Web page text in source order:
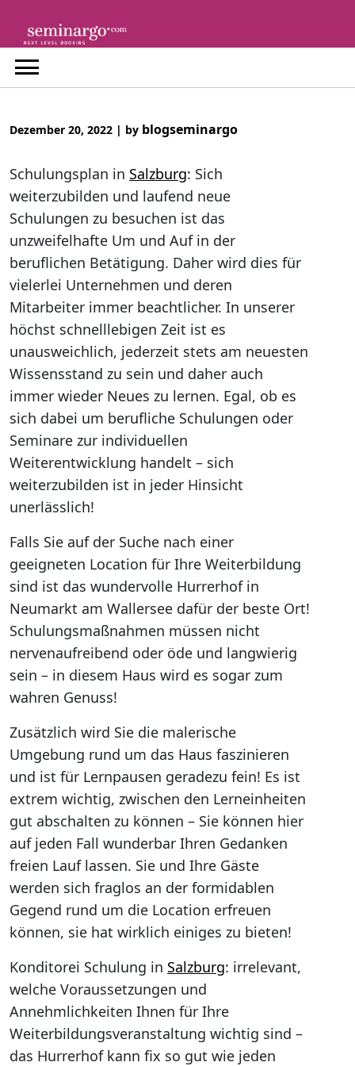
content
Dezember 20, 2022 | by blogseminargo
Schulungsplan in Salzburg: Sich
weiterzubilden und laufend neue
Schulungen zu besuchen ist das
unzweifelhafte Um und Auf in der
beruflichen Betätigung. Daher wird dies für
vielerlei Unternehmen und deren
Mitarbeiter immer beachtlicher. In unserer
höchst schnelllebigen Zeit ist es
unausweichlich, jederzeit stets am neuesten
Wissensstand zu sein und daher auch
immer wieder Neues zu lernen. Egal, ob es
sich dabei um berufliche Schulungen oder
Seminare zur individuellen
Weiterentwicklung handelt – sich
weiterzubilden ist in jeder Hinsicht
unerlässlich!
Falls Sie auf der Suche nach einer
geeigneten Location für Ihre Weiterbildung
sind ist das wundervolle Hurrerhof in
Neumarkt am Wallersee dafür der beste Ort!
Schulungsmaßnahmen müssen nicht
nervenaufreibend oder öde und langwierig
sein – in diesem Haus wird es sogar zum
wahren Genuss!
Zusätzlich wird Sie die malerische
Umgebung rund um das Haus faszinieren
und ist für Lernpausen geradezu fein! Es ist
extrem wichtig, zwischen den Lerneinheiten
gut abschalten zu können – Sie können hier
auf jeden Fall wunderbar Ihren Gedanken
freien Lauf lassen. Sie und Ihre Gäste
werden sich fraglos an der formidablen
Gegend rund um die Location erfreuen
können, sie hat wirklich einiges zu bieten!
Konditorei Schulung in Salzburg: irrelevant,
welche Voraussetzungen und
Annehmlichkeiten Ihnen für Ihre
Weiterbildungsveranstaltung wichtig sind –
das Hurrerhof kann fix so gut wie jeden